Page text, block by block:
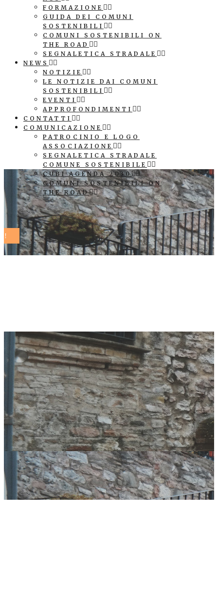
FORMAZIONE
GUIDA DEI COMUNI
SOSTENIBILI
COMUNI SOSTENIBILI ON
THE ROAD
SEGNALETICA STRADALE
NEWS
NOTIZIE
LE NOTIZIE DAI COMUNI
SOSTENIBILI
EVENTI
APPROFONDIMENTI
CONTATTI
COMUNICAZIONE
PATROCINIO E LOGO
ASSOCIAZIONE
SEGNALETICA STRADALE
COMUNE SOSTENIBILE
CUBI AGENDA 2030
COMUNI SOSTENIBILI ON
THE ROAD